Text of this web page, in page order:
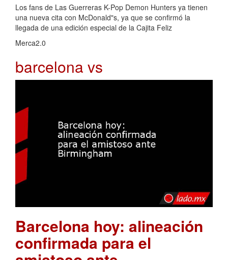
Los fans de Las Guerreras K-Pop Demon Hunters ya tienen
una nueva cita con McDonald"s, ya que se confirmó la
llegada de una edición especial de la Cajita Feliz
Merca2.0
barcelona vs
Barcelona hoy: alineación
confirmada para el